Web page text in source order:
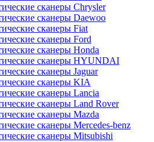
сканеры Chrysler
сканеры Daewoo
сканеры Fiat
сканеры Ford
сканеры Honda
сканеры HYUNDAI
сканеры Jaguar
сканеры KIA
сканеры Lancia
сканеры Land Rover
сканеры Mazda
сканеры Mercedes-benz
сканеры Mitsubishi